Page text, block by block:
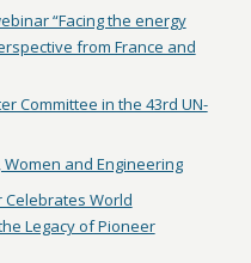
“Facing the energy
from France and
Committee in the 43rd UN-
and Engineering
Celebrates World
Legacy of Pioneer